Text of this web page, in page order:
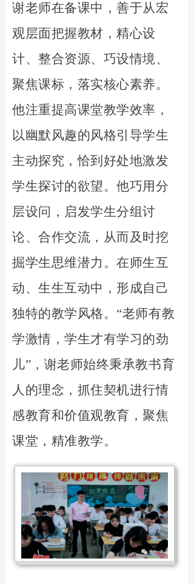
谢老师在备课中，善于从宏
观层面把握教材，精心设
计、整合资源、巧设情境、
聚焦课标，落实核心素养。
他注重提高课堂教学效率，
以幽默风趣的风格引导学生
主动探究，恰到好处地激发
学生探讨的欲望。他巧用分
层设问，启发学生分组讨
论、合作交流，从而及时挖
掘学生思维潜力。在师生互
动、生生互动中，形成自己
独特的教学风格。 “老师有教
学激情，学生才有学习的劲
儿”，谢老师始终秉承教书育
人的理念，抓住契机进行情
感教育和价值观教育，聚焦
课堂，精准教学。